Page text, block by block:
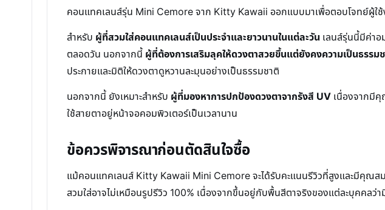
คอนแทคเลนส์รุ่น Mini Cemore จาก Kitty Kawaii ออกแบบมาเพื่อตอบโจทย์ผู้ใ
สำหรับ ผู้ที่สวมใส่คอนแทคเลนส์เป็นประจำและยาวนานในแต่ละวัน เลนส์รุ่นนี้มีค่าอ
ตลอดวัน นอกจากนี้ ผู้ที่ต้องการเสริมลุคให้ดวงตาสวยขึ้นแต่ยังคงความเป็นธรรม
ประกายและมิติให้ดวงตาดูหวานละมุนอย่างเป็นธรรมชาติ
นอกจากนี้ ยังเหมาะสำหรับ ผู้ที่มองหาการปกป้องดวงตาจากรังสี UV เนื่องจากมี
ใช้สายตาอยู่หน้าจอคอมพิวเตอร์เป็นเวลานาน
ข้อควรพิจารณาก่อนตัดสินใจซื้อ
แม้คอนแทคเลนส์ Kitty Kawaii Mini Cemore จะได้รับคะแนนรีวิวที่สูงและมีคุณ
สวมใส่อาจไม่เหมือนรูปรีวิว 100% เนื่องจากขึ้นอยู่กับพื้นสีตาจริงของแต่ละบุคคล